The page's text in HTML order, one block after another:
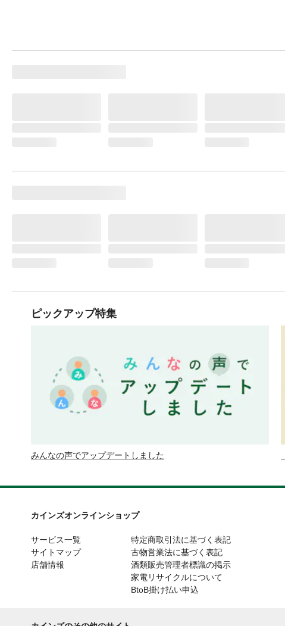
ピックアップ特集
みんなの声でアップデートしました
カインズオンラインショップ
サービス一覧
サイトマップ
店舗情報
特定商取引法に基づく表記
古物営業法に基づく表記
酒類販売管理者標識の掲示
家電リサイクルについて
BtoB掛け払い申込